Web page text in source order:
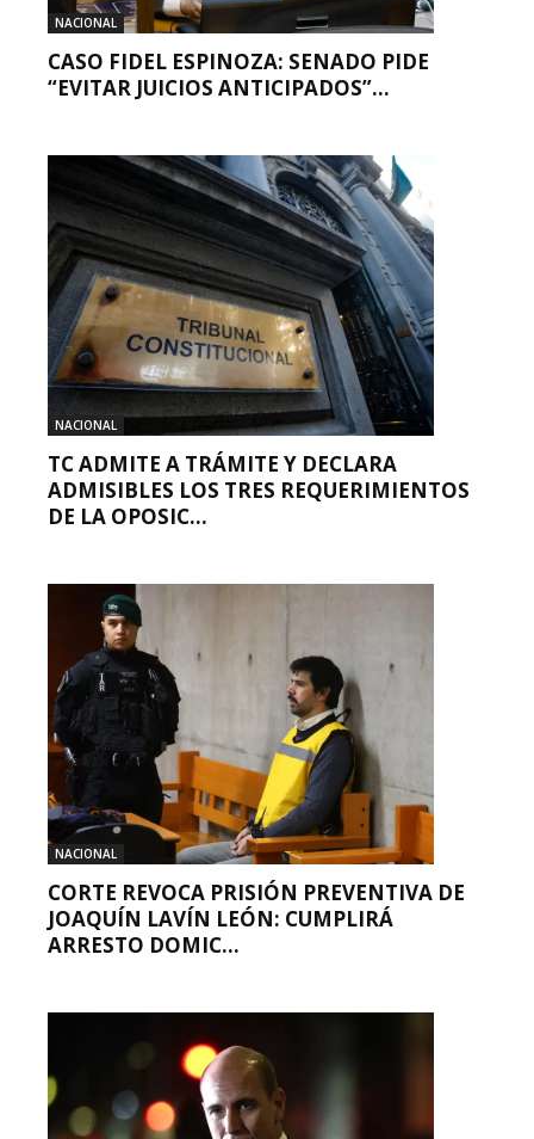
NACIONAL
CASO FIDEL ESPINOZA: SENADO PIDE
“EVITAR JUICIOS ANTICIPADOS”...
NACIONAL
TC ADMITE A TRÁMITE Y DECLARA
ADMISIBLES LOS TRES REQUERIMIENTOS
DE LA OPOSIC...
NACIONAL
CORTE REVOCA PRISIÓN PREVENTIVA DE
JOAQUÍN LAVÍN LEÓN: CUMPLIRÁ
ARRESTO DOMIC...